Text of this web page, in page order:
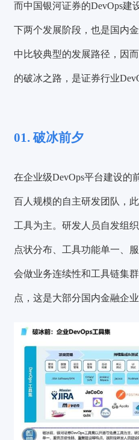
而中国银河证券的DevOps建
下两个发展阶段，也是国内
中比较典型的发展路径，因
的破冰之路，是证券行业
01. 破冰前夕
在企业级DevOps平台建设的
百人规模的自主研发团队，
工具为主。研发人员自发组
点状分布、工具功能单一、
会做业务连续性和工具链集
点，这是大部分国内金融企业